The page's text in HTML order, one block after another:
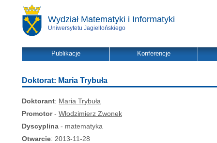
Wydział Matematyki i Informatyki
Uniwersytetu Jagiellońskiego
Publikacje Konferencje
Doktorat: Maria Trybuła
Doktorant: Maria Trybuła
Promotor- Włodzimierz Zwonek
Dyscyplina - matematyka
Otwarcie: 2013-11-28